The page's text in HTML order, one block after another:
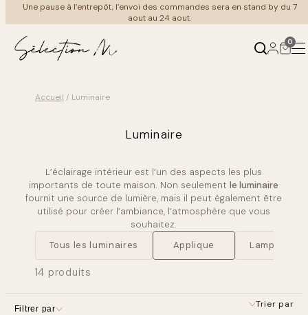
Aller
au
contenu
merci de votre compréhension et bel été à tous
0
Produits
Retour
Mobilier
Luminaire
Meuble Vintage
Cuisine & art de la table
Ambiances
Retour
Au salon
À table
Coin nuit
Au bain
Accueil / Luminaire
Luminaire
L’éclairage intérieur est l’un des aspects les plus
importants de toute maison. Non seulementle luminaire
fournit une source de lumière, mais il peut également être
utilisé pour créer l’ambiance, l’atmosphère que vous
souhaitez.
Tous les luminaires
Applique Lampe de
14 produits
Filtrer par Trier par